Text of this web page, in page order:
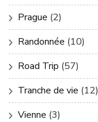
Prague (2)
Randonnée (10)
Road Trip (57)
Tranche de vie (12)
Vienne (3)